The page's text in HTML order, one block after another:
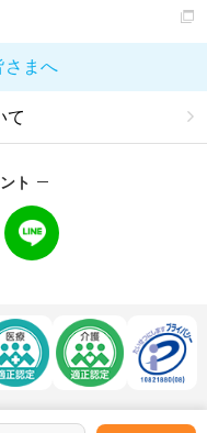
さまへ
て
ト
│マイナビ保育士